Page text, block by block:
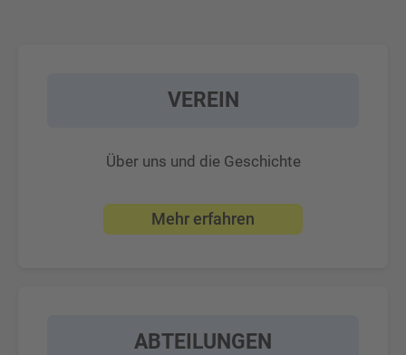
VEREIN
Über uns und die Geschichte
Mehr erfahren
ABTEILUNGEN